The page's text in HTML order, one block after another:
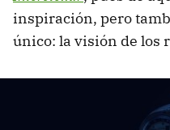
inspiración, pero
único: la visión de los